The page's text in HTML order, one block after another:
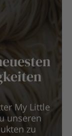
My Little
unseren
zu